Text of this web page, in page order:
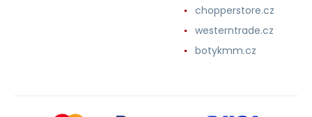
chopperstore.cz
westerntrade.cz
botykmm.cz